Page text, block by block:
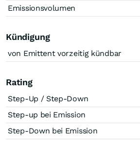
Emissionsvolumen
Kündigung
von Emittent vorzeitig kündbar
Rating
Step-Up / Step-Down
Step-up bei Emission
Step-Down bei Emission